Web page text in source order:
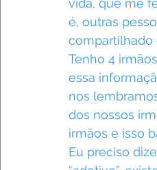
vida, que me
é, outras
compartilhado
Tenho 4
essa
nos
dos nossos
irmãos e isso
Eu preciso